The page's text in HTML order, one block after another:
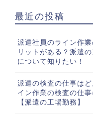
最近の投稿
派遣社員のライン作
リットがある？派遣
について知りたい！
派遣の検査の仕事は
イン作業の検査の仕
【派遣の工場勤務】